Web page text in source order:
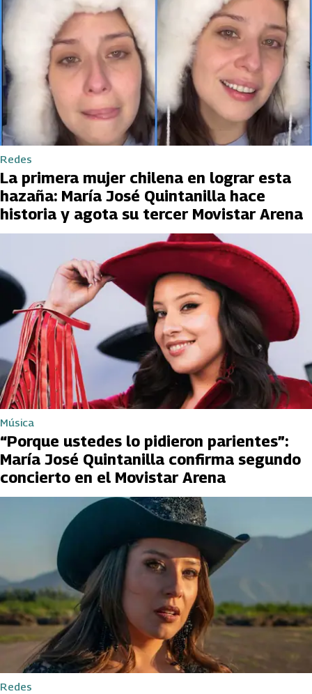
Redes
La primera mujer chilena en lograr esta
hazaña: María José Quintanilla hace
historia y agota su tercer Movistar Arena
Música
“Porque ustedes lo pidieron parientes”:
María José Quintanilla confirma segundo
concierto en el Movistar Arena
Redes